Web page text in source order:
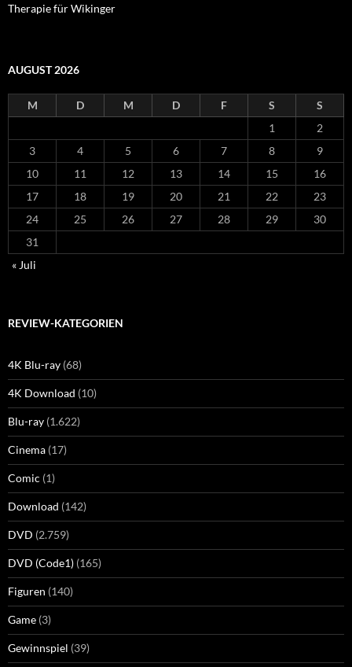
Therapie für Wikinger
AUGUST 2026
M D M D F S
S
1
2
3
4 5 6 7 8
9
10
11 12 13 14 15
16
17
18 19 20 21 22
23
24
25 26 27 28 29
30
31
« Juli
REVIEW-KATEGORIEN
4K Blu-ray (68)
4K Download (10)
Blu-ray (1.622)
Cinema (17)
Comic (1)
Download (142)
DVD (2.759)
DVD (Code1) (165)
Figuren (140)
Game (3)
Gewinnspiel (39)